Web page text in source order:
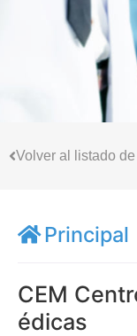
Volver al listado
Principal
CEM
édicas